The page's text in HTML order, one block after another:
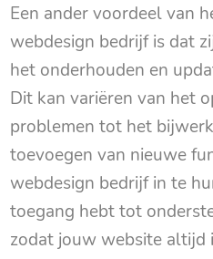
Een ander voordeel van
webdesign bedrijf is dat
het onderhouden en
Dit kan variëren van het
problemen tot het
toevoegen van nieuwe
webdesign bedrijf in te
toegang hebt tot
zodat jouw website altijd